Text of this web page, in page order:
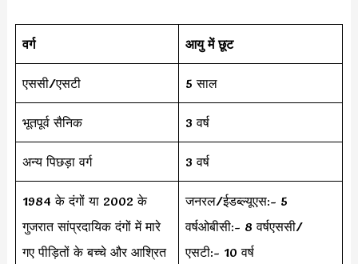
वर्ग आयु में छूट
एससी/एसटी 5 साल
भूतपूर्व सैनिक 3 वर्ष
अन्य पिछड़ा वर्ग 3 वर्ष
1984 के दंगों या 2002 के
गुजरात सांप्रदायिक दंगों में मारे
गए पीड़ितों के बच्चे और आश्रित
जनरल/ईडब्ल्यूएस:- 5
वर्षओबीसी:- 8 वर्षएससी/
एसटी:- 10 वर्ष